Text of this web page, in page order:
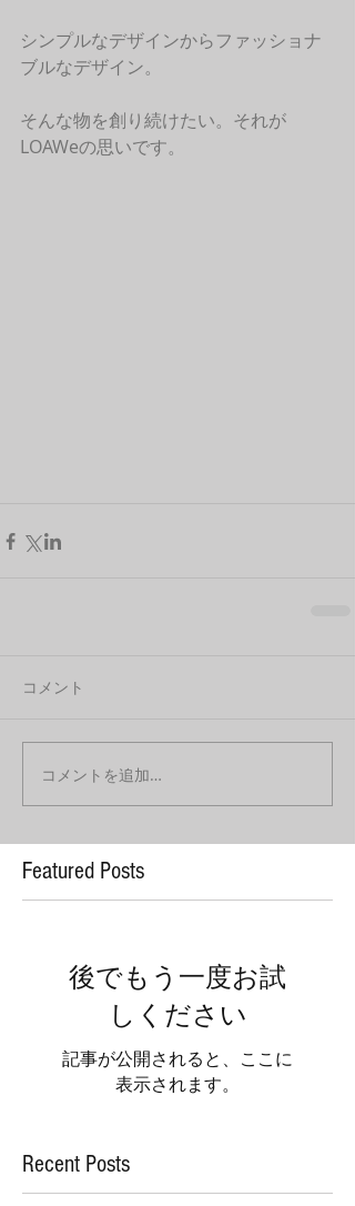
シンプルなデザインからファッショナ
ブルなデザイン。
そんな物を創り続けたい。それが
LOAWeの思いです。
コメント
コメントを追加…
Featured Posts
後でもう一度お試
しください
記事が公開されると、ここに
表示されます。
Recent Posts